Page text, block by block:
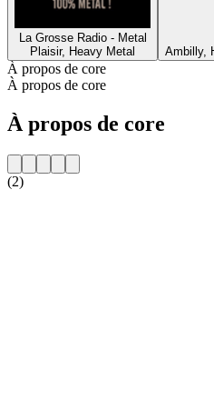
La Grosse Radio - Metal
Plaisir, Heavy Metal
Ambilly,
À propos de core
À propos de core
À propos de core
(2)